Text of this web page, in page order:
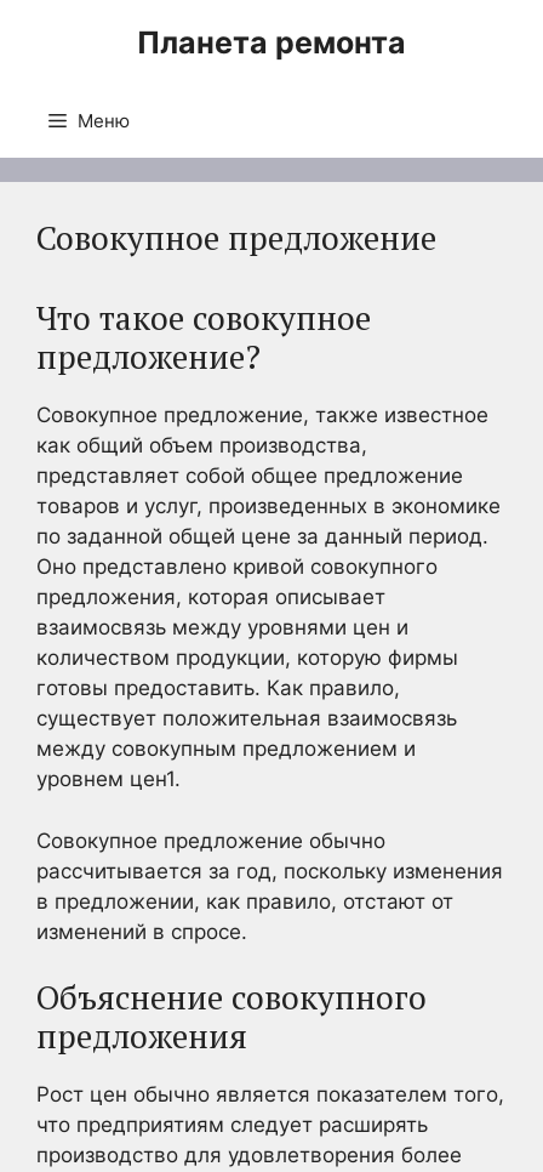
Планета ремонта
Меню
Совокупное предложение
Что такое совокупное
предложение?
Совокупное предложение, также известное
как общий объем производства,
представляет собой общее предложение
товаров и услуг, произведенных в экономике
по заданной общей цене за данный период.
Оно представлено кривой совокупного
предложения, которая описывает
взаимосвязь между уровнями цен и
количеством продукции, которую фирмы
готовы предоставить. Как правило,
существует положительная взаимосвязь
между совокупным предложением и
уровнем цен1.
Совокупное предложение обычно
рассчитывается за год, поскольку изменения
в предложении, как правило, отстают от
изменений в спросе.
Объяснение совокупного
предложения
Рост цен обычно является показателем того,
что предприятиям следует расширять
производство для удовлетворения более